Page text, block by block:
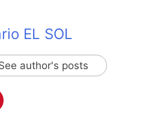
EL SOL
author's posts